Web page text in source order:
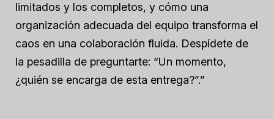
limitados y los completos, y cómo una
organización adecuada del equipo transforma el
caos en una colaboración fluida. Despídete de
la pesadilla de preguntarte: “Un momento,
¿quién se encarga de esta entrega?”.”